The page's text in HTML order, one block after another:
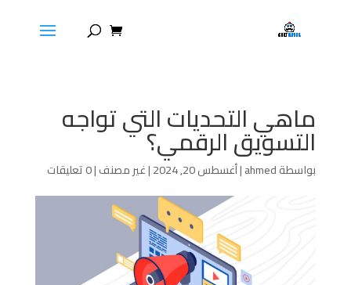
ماهي التحديات التي تواجه
التسويق الرقمي؟
بواسطةahmed
|أغسطس 20, 2024 |غير مصنف|0 تعليقات